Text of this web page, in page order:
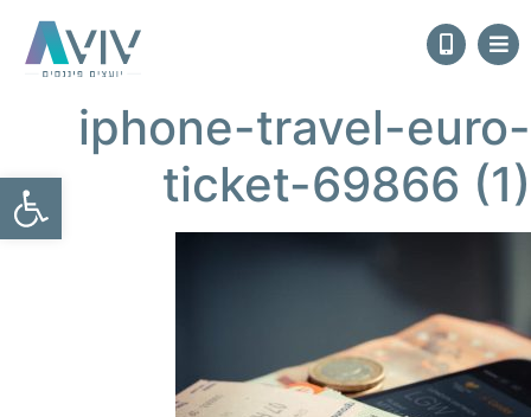
iphone-travel-euro-
ticket-69866 (1)